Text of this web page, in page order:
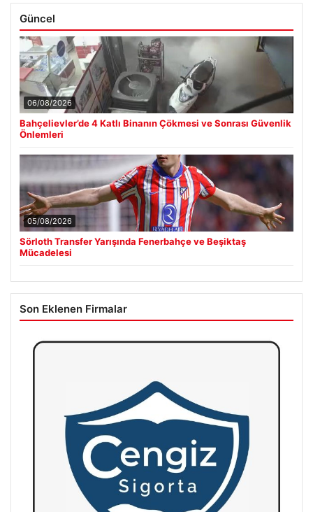
Güncel
06/08/2026
Bahçelievler’de 4 Katlı Binanın Çökmesi ve Sonrası Güvenlik
Önlemleri
05/08/2026
Sörloth Transfer Yarışında Fenerbahçe ve Beşiktaş
Mücadelesi
Son Eklenen Firmalar